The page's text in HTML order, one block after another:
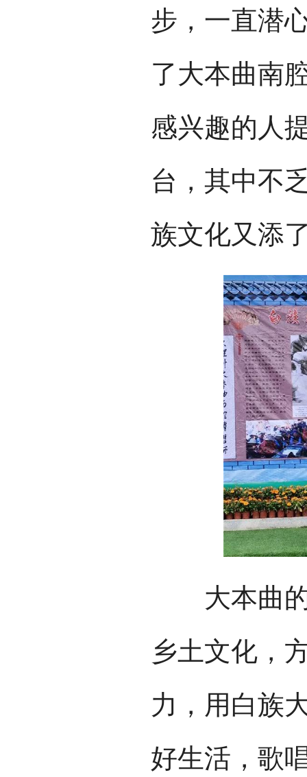
步，一直潜
了大本曲南
感兴趣的人
台，其中不
族文化又添
大本曲的
乡土文化，
力，用白族
好生活，歌